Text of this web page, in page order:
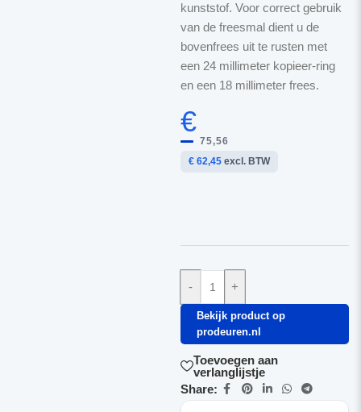
kunststof. Voor correct gebruik
van de freesmal dient u de
bovenfrees uit te rusten met
een 24 millimeter kopieer-ring
en een 18 millimeter frees.
€
75,56
€ 62,45excl. BTW
- +
Bekijk product op
prodeuren.nl
Toevoegen aan
verlanglijstje
Share: